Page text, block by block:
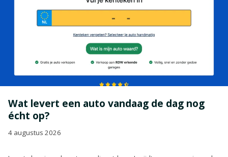
Wat levert een auto vandaag de dag nog
écht op?
4 augustus 2026